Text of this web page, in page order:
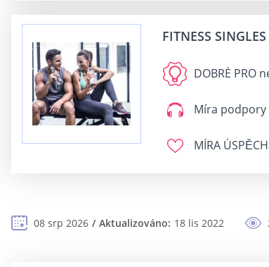
FITNESS SINGLES
DOBRÉ PRO
Míra podpory
MÍRA
08 srp 2026 Aktualizováno: 18 lis 2022